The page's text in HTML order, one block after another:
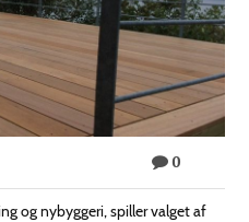
0
og nybyggeri, spiller valget af